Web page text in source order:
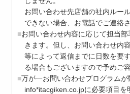
お問い合わせ先店舗の社内ルー
できない場合、お電話でご連絡
お問い合わせ内容に応じて担当
きます。但し、お問い合わせ内
等によって返信までに日数を要
る場合もございますので予めご
万が一お問い合わせプログラム
info*itacgiken.co.jpに必要項目を